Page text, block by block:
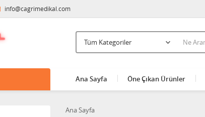
info@cagrimedikal.com
Ana Sayfa Öne Çıkan Ürünler
Göğüs
Ana Sayfa